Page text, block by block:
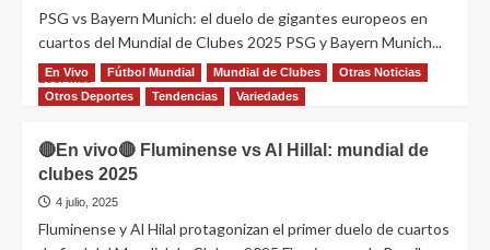
PSG vs Bayern Munich: el duelo de gigantes europeos en
cuartos del Mundial de Clubes 2025 PSG y Bayern Munich...
Leer más
En Vivo Fútbol Mundial Mundial de Clubes
Otras Noticias
Otros Deportes
Tendencias Variedades
🔴En vivo🔴 Fluminense vs Al Hillal: mundial de
clubes 2025
4 julio, 2025
Fluminense y Al Hilal protagonizan el primer duelo de cuartos